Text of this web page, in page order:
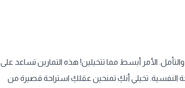
الأمر أبسط مما تتخيلين! هذه التمارين تساعد على
النفسية. تخيلي أنكِ تمنحين عقلكِ استراحة قصيرة من